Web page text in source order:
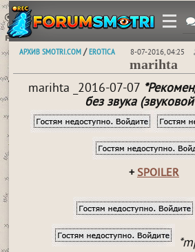
АРХИВ SMOTRI.COM /EROTICA 8-07-2016, 04:25
marihta
marihta _2016-07-07
без звука
+ SPOILER